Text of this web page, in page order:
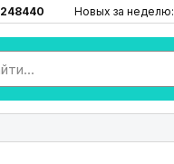
248440 Новых за неделю: